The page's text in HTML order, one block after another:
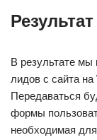
Результат
В результате мы
лидов с сайта
Передаваться
формы
необходимая